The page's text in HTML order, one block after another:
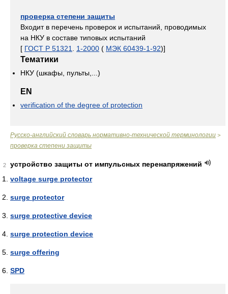
проверка степени защиты
Входит в перечень проверок и испытаний, проводимых
на НКУ в составе типовых испытаний
[ ГОСТ Р 51321 1-2000 ( МЭК 60439-1-92)]
Тематики
НКУ (шкафы, пульты,...)
EN
verification of the degree of protection
Русско-английский словарь нормативно-технической терминологии >
проверка степени защиты
2
устройство защиты от импульсных перенапряжений
voltage surge protector
surge protector
surge protective device
surge protection device
surge offering
SPD